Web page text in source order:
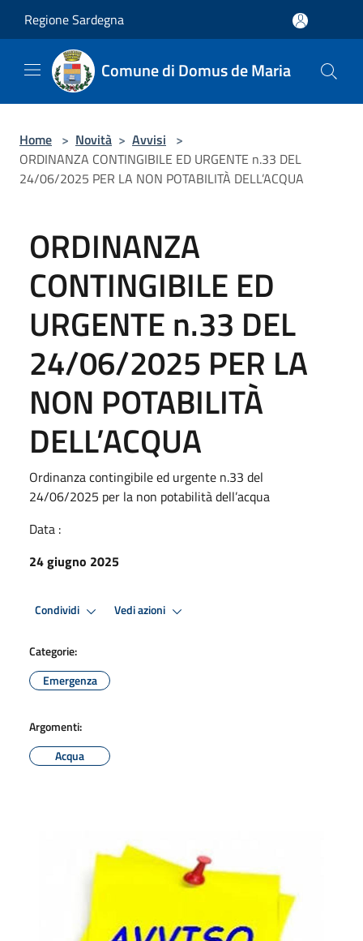
Regione Sardegna
Comune di Domus de Maria
Home > Novità > Avvisi >
ORDINANZA CONTINGIBILE ED URGENTE n.33 DEL
24/06/2025 PER LA NON POTABILITÀ DELL’ACQUA
ORDINANZA
CONTINGIBILE ED
URGENTE n.33 DEL
24/06/2025 PER LA
NON POTABILITÀ
DELL’ACQUA
Ordinanza contingibile ed urgente n.33 del
24/06/2025 per la non potabilità dell’acqua
Data :
24 giugno 2025
Condividi Vedi azioni
Categorie:
Emergenza
Argomenti:
Acqua